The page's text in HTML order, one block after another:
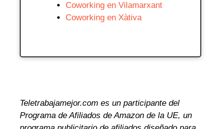
Coworking en Vilamarxant
Coworking en Xàtiva
Teletrabajamejor.com es un participante del
Programa de Afiliados de Amazon de la UE, un